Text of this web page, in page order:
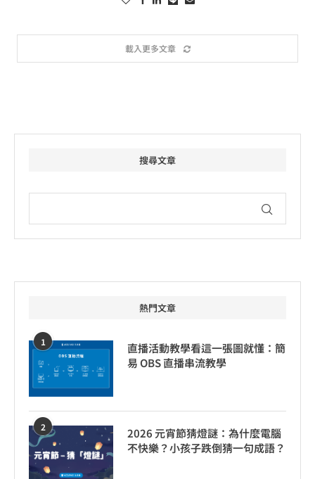
載入更多文章
搜尋文章
熱門文章
1
直播活動教學看這一張圖就懂：簡
易 OBS 直播串流教學
2
2026 元宵節猜燈謎：為什麼電腦
不快樂？小孩子跌倒猜一句成語？